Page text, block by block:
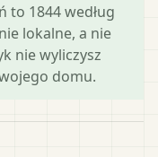
to 1844 według
lokalne, a nie
nie wyliczysz
domu.